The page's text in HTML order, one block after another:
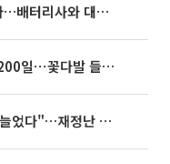
포스코퓨처엠, LFP 시장 뚫었다…배터리사와 대규모 장기 공급 합의
아옳이, 한의사 김형배와 벌써 200일⋯꽃다발 들고 "프러포즈 아냐"
추미애 "복지가 아니라 도민이 늘었다"…재정난 책임론 정면돌파